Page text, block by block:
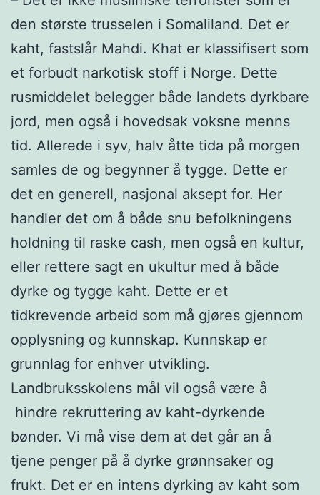
den største trusselen i Somaliland. Det er
kaht, fastslår Mahdi. Khat er klassifisert som
et forbudt narkotisk stoff i Norge. Dette
rusmiddelet belegger både landets dyrkbare
jord, men også i hovedsak voksne menns
tid. Allerede i syv, halv åtte tida på morgen
samles de og begynner å tygge. Dette er
det en generell, nasjonal aksept for. Her
handler det om å både snu befolkningens
holdning til raske cash, men også en kultur,
eller rettere sagt en ukultur med å både
dyrke og tygge kaht. Dette er et
tidkrevende arbeid som må gjøres gjennom
opplysning og kunnskap. Kunnskap er
grunnlag for enhver utvikling.
Landbruksskolens mål vil også være å
hindre rekruttering av kaht-dyrkende
bønder. Vi må vise dem at det går an å
tjene penger på å dyrke grønnsaker og
frukt. Det er en intens dyrking av kaht som